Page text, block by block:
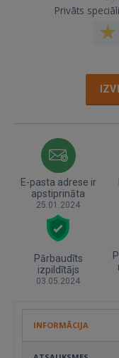
Privāts
E-pasta adrese ir
apstiprināta
25.01.2024
Pārbaudīts
izpildītājs
03.05.2024
INFORMĀCIJA